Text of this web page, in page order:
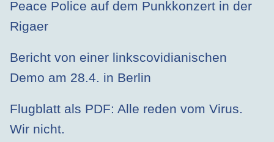
Peace Police auf dem Punkkonzert in der
Rigaer
Bericht von einer linkscovidianischen
Demo am 28.4. in Berlin
Flugblatt als PDF: Alle reden vom Virus.
Wir nicht.